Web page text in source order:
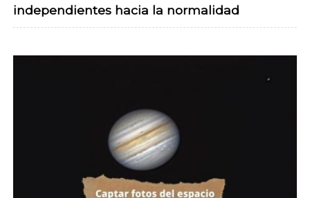
independientes hacia la normalidad